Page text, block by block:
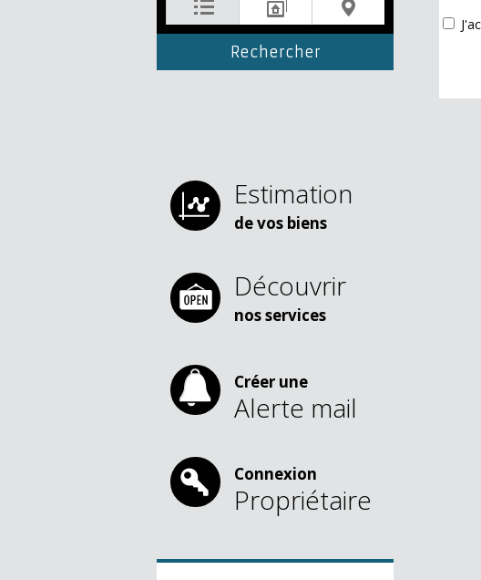
Estimation
de vos biens
Découvrir
nos services
Créer une
Alerte mail
Connexion
Propriétaire